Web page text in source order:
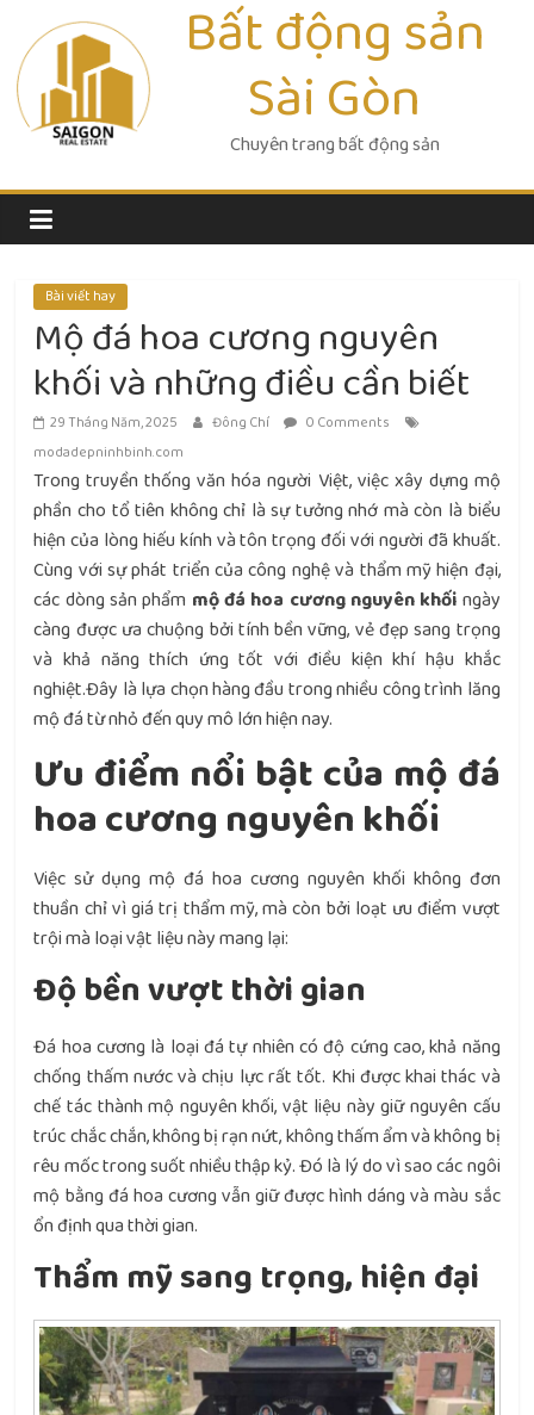
content
Bất động sản
Sài Gòn
Chuyên trang bất động sản
Bài viết hay
Mộ đá hoa cương nguyên
khối và những điều cần biết
29 Tháng Năm, 2025 Đông Chí
0 Comments
modadepninhbinh.com
Trong truyền thống văn hóa người Việt, việc xây dựng mộ
phần cho tổ tiên không chỉ là sự tưởng nhớ mà còn là biểu
hiện của lòng hiếu kính và tôn trọng đối với người đã khuất.
Cùng với sự phát triển của công nghệ và thẩm mỹ hiện đại,
các dòng sản phẩm mộ đá hoa cương nguyên khối ngày
càng được ưa chuộng bởi tính bền vững, vẻ đẹp sang trọng
và khả năng thích ứng tốt với điều kiện khí hậu khắc
nghiệt.Đây là lựa chọn hàng đầu trong nhiều công trình lăng
mộ đá từ nhỏ đến quy mô lớn hiện nay.
Ưu điểm nổi bật của mộ đá
hoa cương nguyên khối
Việc sử dụng mộ đá hoa cương nguyên khối không đơn
thuần chỉ vì giá trị thẩm mỹ, mà còn bởi loạt ưu điểm vượt
trội mà loại vật liệu này mang lại:
Độ bền vượt thời gian
Đá hoa cương là loại đá tự nhiên có độ cứng cao, khả năng
chống thấm nước và chịu lực rất tốt. Khi được khai thác và
chế tác thành mộ nguyên khối, vật liệu này giữ nguyên cấu
trúc chắc chắn, không bị rạn nứt, không thấm ẩm và không bị
rêu mốc trong suốt nhiều thập kỷ. Đó là lý do vì sao các ngôi
mộ bằng đá hoa cương vẫn giữ được hình dáng và màu sắc
ổn định qua thời gian.
Thẩm mỹ sang trọng, hiện đại